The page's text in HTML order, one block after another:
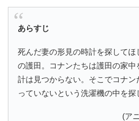
あらすじ
死んだ妻の形見の時計を探してほ
の護田。コナンたちは護田の家中
計は見つからない。そこでコナン
っていないという洗濯機の中を探
(ア